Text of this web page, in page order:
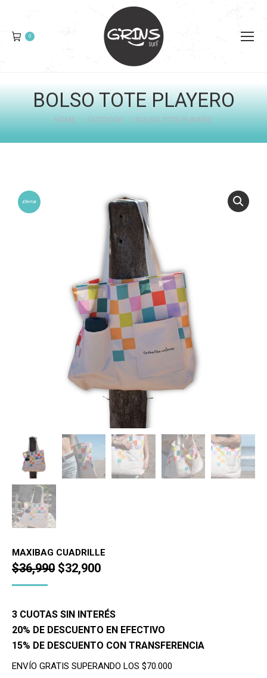
0
BOLSO TOTE PLAYERO
You are here:
HOME OUTDOOR BOLSO TOTE PLAYERO
¡Oferta!
MAXIBAG CUADRILLE
$36,990 El
era:
$36,990.
$32,900El
es:
$32,900.
3 CUOTAS SIN INTERÉS
20% DE DESCUENTO EN EFECTIVO
15% DE DESCUENTO CON TRANSFERENCIA
ENVÍO GRATIS SUPERANDO LOS $70.000